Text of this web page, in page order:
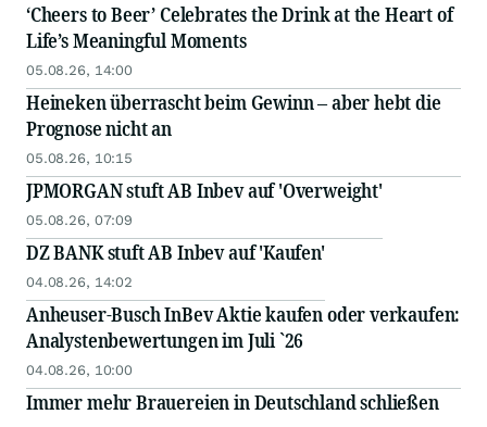
‘Cheers to Beer’ Celebrates the Drink at the Heart of
Life’s Meaningful Moments
05.08.26, 14:00
Heineken überrascht beim Gewinn – aber hebt die
Prognose nicht an
05.08.26, 10:15
JPMORGAN stuft AB Inbev auf 'Overweight'
05.08.26, 07:09
DZ BANK stuft AB Inbev auf 'Kaufen'
04.08.26, 14:02
Anheuser-Busch InBev Aktie kaufen oder verkaufen:
Analystenbewertungen im Juli `26
04.08.26, 10:00
Immer mehr Brauereien in Deutschland schließen